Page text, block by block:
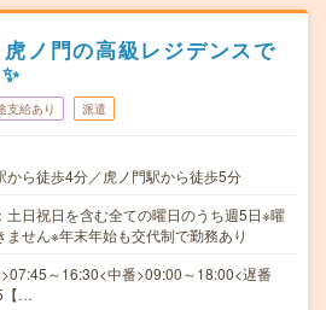
虎ノ門の高級レジデンスで
支給あり 派遣
から徒歩4分／虎ノ門駅から徒歩5分
土日祝日を含む全ての曜日のうち週5日※曜
ません※年末年始も交代制で勤務あり
>07:45～16:30<中番>09:00～18:00<遅番
【…